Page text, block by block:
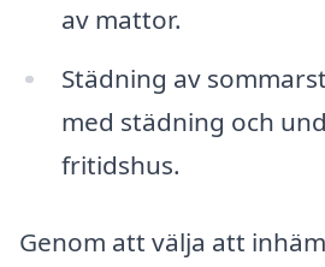
av mattor.
Städning av
med städning och
fritidshus.
Genom att välja att